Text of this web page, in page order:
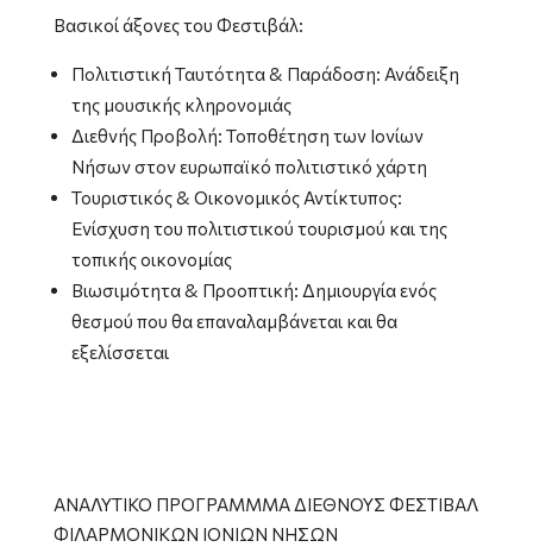
Βασικοί άξονες του Φεστιβάλ:
Πολιτιστική Ταυτότητα & Παράδοση: Ανάδειξη
της μουσικής κληρονομιάς
Διεθνής Προβολή: Τοποθέτηση των Ιονίων
Νήσων στον ευρωπαϊκό πολιτιστικό χάρτη
Τουριστικός & Οικονομικός Αντίκτυπος:
Ενίσχυση του πολιτιστικού τουρισμού και της
τοπικής οικονομίας
Βιωσιμότητα & Προοπτική: Δημιουργία ενός
θεσμού που θα επαναλαμβάνεται και θα
εξελίσσεται
ΑΝΑΛΥΤΙΚΟ ΠΡΟΓΡΑΜΜΜΑ ΔΙΕΘΝΟΥΣ ΦΕΣΤΙΒΑΛ
ΦΙΛΑΡΜΟΝΙΚΩΝ ΙΟΝΙΩΝ ΝΗΣΩΝ